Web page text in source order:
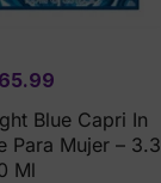
65.99Current
price
is:
Blue Capri In
Para Mujer – 3.3
Ml